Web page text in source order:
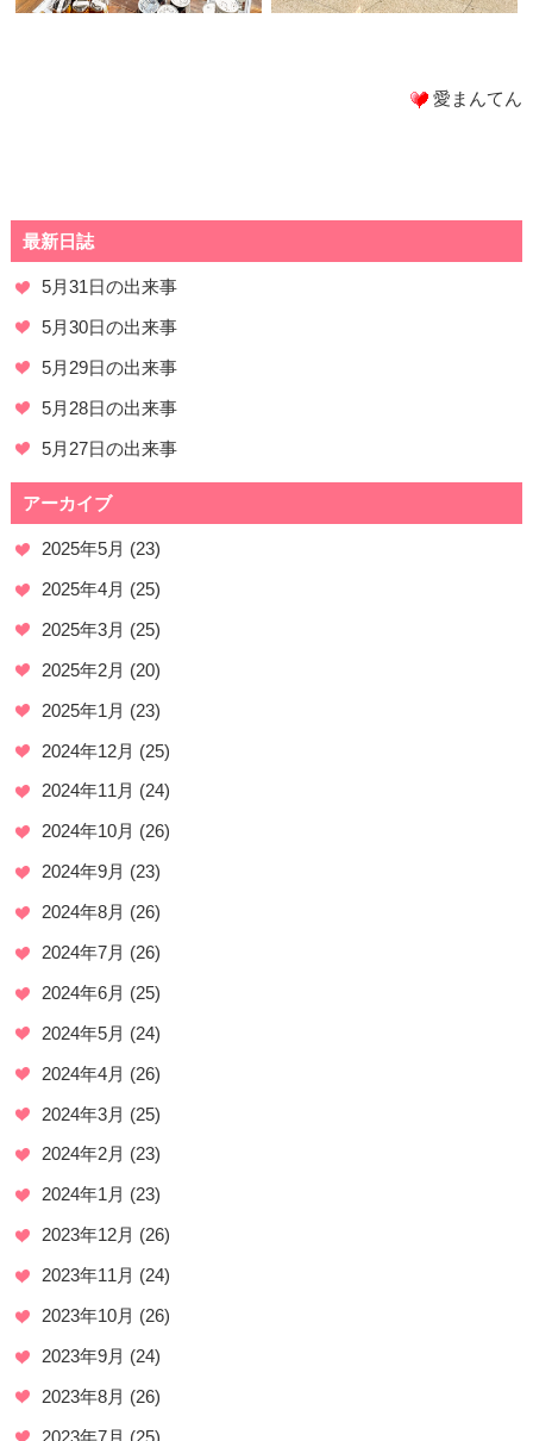
愛まんてん
最新日誌
5月31日の出来事
5月30日の出来事
5月29日の出来事
5月28日の出来事
5月27日の出来事
アーカイブ
2025年5月 (23)
2025年4月 (25)
2025年3月 (25)
2025年2月 (20)
2025年1月 (23)
2024年12月 (25)
2024年11月 (24)
2024年10月 (26)
2024年9月 (23)
2024年8月 (26)
2024年7月 (26)
2024年6月 (25)
2024年5月 (24)
2024年4月 (26)
2024年3月 (25)
2024年2月 (23)
2024年1月 (23)
2023年12月 (26)
2023年11月 (24)
2023年10月 (26)
2023年9月 (24)
2023年8月 (26)
2023年7月 (25)